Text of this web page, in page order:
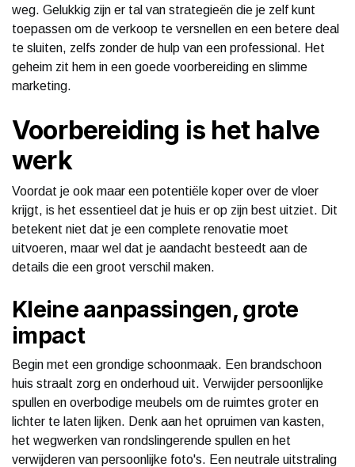
weg. Gelukkig zijn er tal van strategieën die je zelf kunt
toepassen om de verkoop te versnellen en een betere deal
te sluiten, zelfs zonder de hulp van een professional. Het
geheim zit hem in een goede voorbereiding en slimme
marketing.
Voorbereiding is het halve
werk
Voordat je ook maar een potentiële koper over de vloer
krijgt, is het essentieel dat je huis er op zijn best uitziet. Dit
betekent niet dat je een complete renovatie moet
uitvoeren, maar wel dat je aandacht besteedt aan de
details die een groot verschil maken.
Kleine aanpassingen, grote
impact
Begin met een grondige schoonmaak. Een brandschoon
huis straalt zorg en onderhoud uit. Verwijder persoonlijke
spullen en overbodige meubels om de ruimtes groter en
lichter te laten lijken. Denk aan het opruimen van kasten,
het wegwerken van rondslingerende spullen en het
verwijderen van persoonlijke foto's. Een neutrale uitstraling